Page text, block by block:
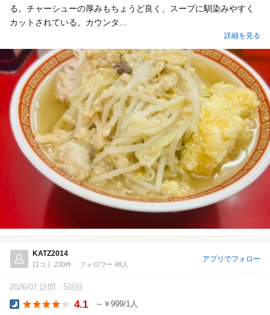
る。チャーシューの厚みもちょうど良く、スープに馴染みやすく
カットされている。カウンタ...
詳細を見る
KATZ2014
口コミ 230件 フォロワー 48人
アプリでフォロー
2026/07 訪問 5回目
4.1 ～￥999/1人